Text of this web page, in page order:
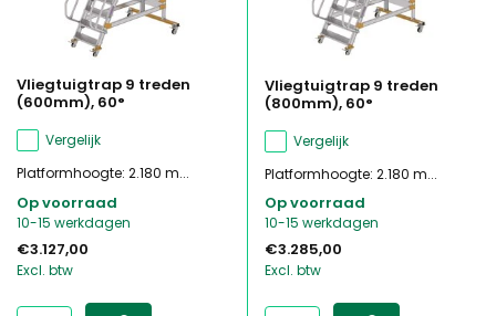
Vliegtuigtrap 9 treden
(600mm), 60°
Vergelijk
Platformhoogte: 2.180 m...
Op voorraad
10-15 werkdagen
€3.127,00
Excl. btw
Vliegtuigtrap 9 treden
(800mm), 60°
Vergelijk
Platformhoogte: 2.180 m...
Op voorraad
10-15 werkdagen
€3.285,00
Excl. btw